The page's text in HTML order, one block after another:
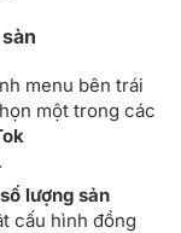
menu bên trái
một trong các
.
lượng sản
cấu hình đồng